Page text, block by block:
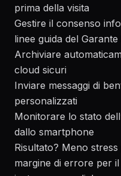
prima della visita
Gestire il consenso
linee guida del
Archiviare
cloud sicuri
Inviare messaggi di
personalizzati
Monitorare lo stato
dallo smartphone
Risultato? Meno
margine di errore per